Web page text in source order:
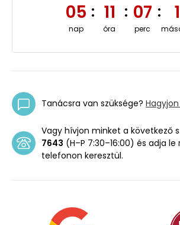
05
nap
: 11
óra
: 07
perc
:
Tanácsra van szüksége?
Vagy hívjon minket a következő
7643 (H–P 7:30–16:00) és adja
telefonon keresztül.